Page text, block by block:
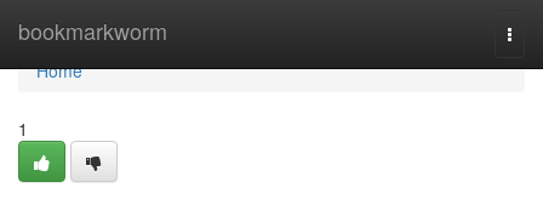
bookmarkworm
Home
Home
1